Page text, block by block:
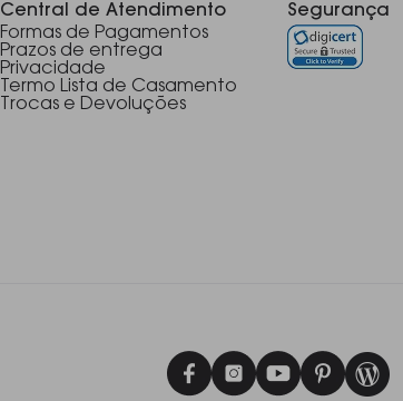
Central de Atendimento
Formas de Pagamentos
Prazos de entrega
Privacidade
Termo Lista de Casamento
Trocas e Devoluções
Segurança